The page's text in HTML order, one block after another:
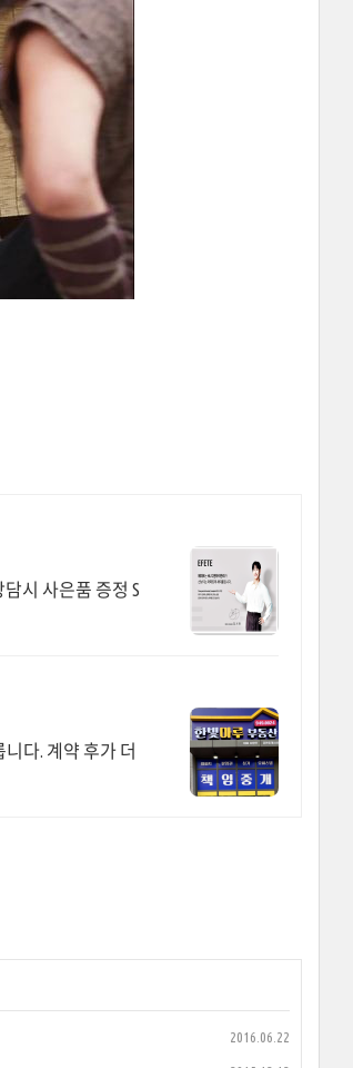
시 사은품 증정 S
다. 계약 후가 더
2016.06.22